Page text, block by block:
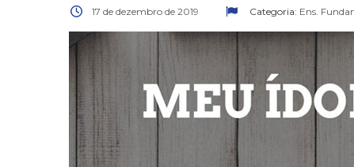
17 de dezembro de 2019 Categoria: Ens.